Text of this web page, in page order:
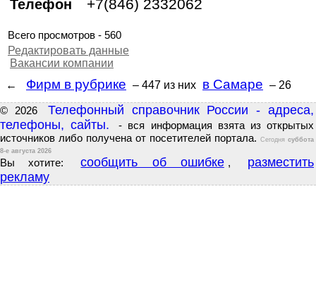
Телефон +7(846) 2332062
Всего просмотров - 560
Редактировать данные
Вакансии компании
←
Фирм в рубрике – 447 из них в Самаре – 26
© 2026
Телефонный справочник России - адреса,
телефоны, сайты.
- вся информация взята из открытых
источников либо получена от посетителей портала. Сегодня суббота
8-е августа 2026
Вы хотите: сообщить об ошибке ,
разместить
рекламу